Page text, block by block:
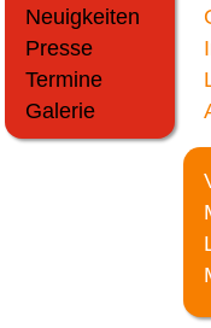
Neuigkeiten
Presse
Termine
Galerie